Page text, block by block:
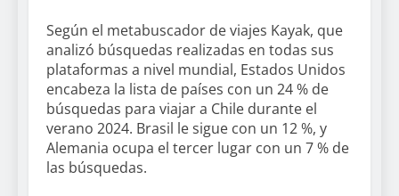
Según el metabuscador de viajes Kayak, que
analizó búsquedas realizadas en todas sus
plataformas a nivel mundial, Estados Unidos
encabeza la lista de países con un 24 % de
búsquedas para viajar a Chile durante el
verano 2024. Brasil le sigue con un 12 %, y
Alemania ocupa el tercer lugar con un 7 % de
las búsquedas.